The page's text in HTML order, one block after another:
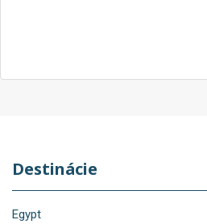
Destinácie
Egypt